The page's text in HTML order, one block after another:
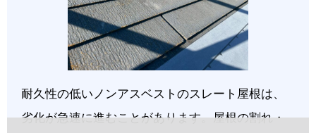
耐久性の低いノンアスベストのスレート屋根は、
劣化が急速に進むことがあります。屋根の割れ・